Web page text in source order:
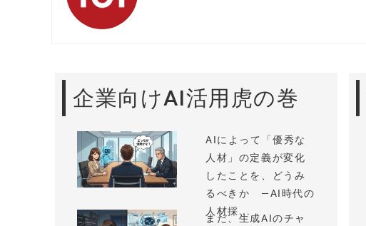
企業向けAI活用虎の巻
AIによって「優秀な
人材」の定義が変化
したことを、どうみ
るべきか —AI時代の
人材採...
まだ、生成AIのチャ